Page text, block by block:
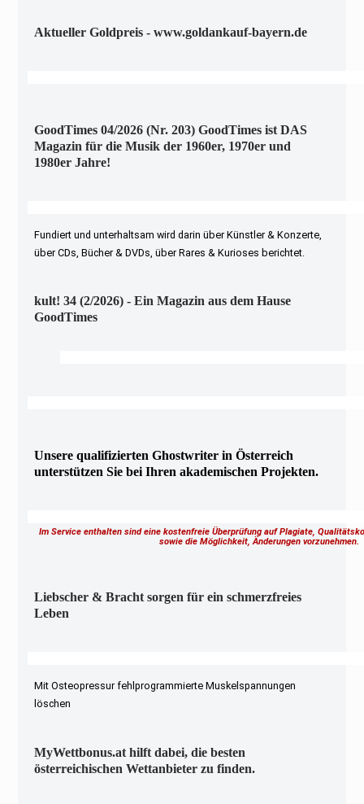
Aktueller Goldpreis - www.goldankauf-bayern.de
GoodTimes 04/2026 (Nr. 203) GoodTimes ist DAS
Magazin für die Musik der 1960er, 1970er und
1980er Jahre!
Fundiert und unterhaltsam wird darin über Künstler & Konzerte,
über CDs, Bücher & DVDs, über Rares & Kurioses berichtet.
kult! 34 (2/2026) - Ein Magazin aus dem Hause
GoodTimes
Unsere qualifizierten Ghostwriter in Österreich
unterstützen Sie bei Ihren akademischen Projekten.
Im Service enthalten sind eine kostenfreie Überprüfung auf Plagiate,
sowie die Möglichkeit, Änderungen vorzunehmen.
Liebscher & Bracht sorgen für ein schmerzfreies
Leben
Mit Osteopressur fehlprogrammierte Muskelspannungen
löschen
MyWettbonus.at hilft dabei, die besten
österreichischen Wettanbieter zu finden.